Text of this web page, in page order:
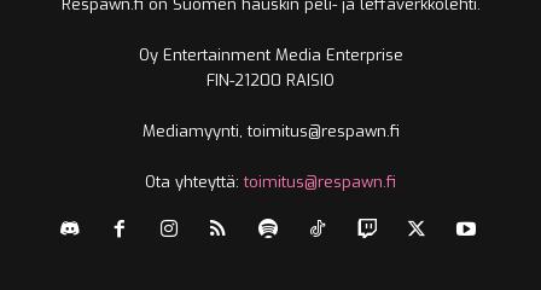
Respawn.fi on Suomen hauskin peli- ja leffaverkkolehti.
Oy Entertainment Media Enterprise
FIN-21200 RAISIO
Mediamyynti, toimitus@respawn.fi
Ota yhteyttä:toimitus@respawn.fi